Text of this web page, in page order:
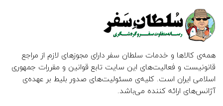
همه‌ی کالاها و خدمات سلطان سفر دارای مجوزهای لازم از مراجع
قانونیست و فعالیت‌های این سایت تابع قوانین و مقررات جمهوری
اسلامی ایران است. کلیه‌ی مسئولیت‌های صدور بلیط بر عهده‌ی
آژانس‌های ارائه کننده می‌باشد.